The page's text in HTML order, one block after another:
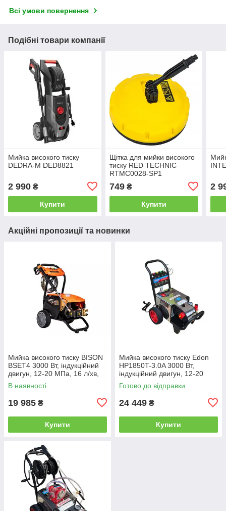
Всі умови повернення
Подібні товари компанії
Мийка високого тиску
DEDRA-М DED8821
2 990 ₴
Купити
Щітка для мийки високого
тиску RED TECHNIC
RTMC0028-SP1
749₴
Купити
2
Акційні пропозиції та новинки
Мийка високого тиску BISON
BSET4 3000 Вт, індукційний
двигун, 12-20 МПа, 16 л/хв,
шланг 10 м, 4 насадки та
пінна насадка
В наявності
19 985 ₴
Купити
Мийка високого тиску Edon
HP1850T-3.0A 3000 Вт,
індукційний двигун, 12-20
МПа, 16 л/хв, шланг 10 м, 4
насадки та пінна
Готово до відправки
24 449 ₴
Купити